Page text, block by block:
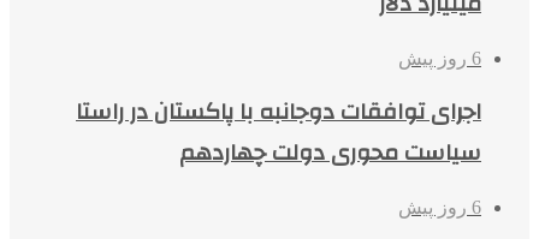
6 روز پیش
اجرای توافقات دوجانبه با پاکستان در راستا
سیاست محوری دولت چهاردهم
6 روز پیش